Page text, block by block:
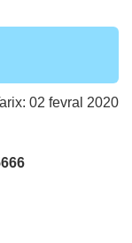
02 fevral 2020